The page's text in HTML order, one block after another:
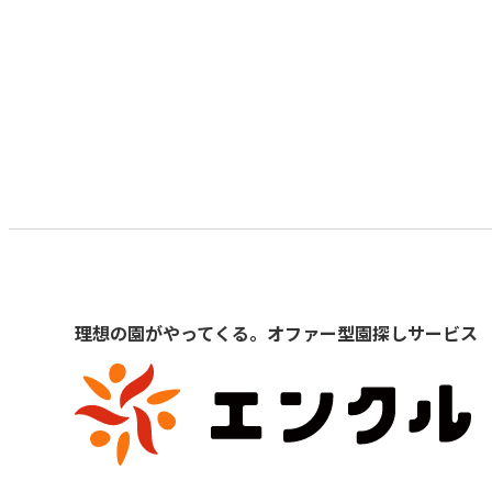
理想の園がやってくる。オファー型園探しサービス